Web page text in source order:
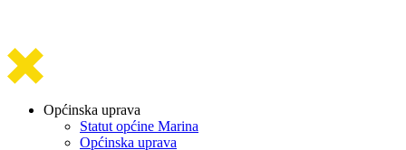
Općinska uprava
Statut općine Marina
Općinska uprava